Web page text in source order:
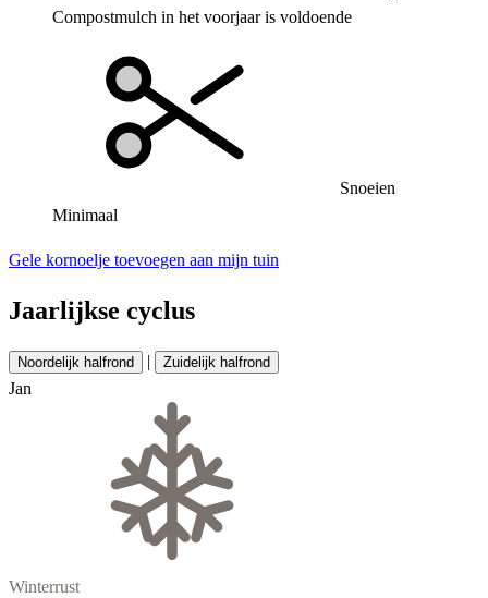
Compostmulch in het voorjaar is voldoende
Snoeien
Minimaal
Gele kornoelje toevoegen aan mijn tuin
Jaarlijkse cyclus
Noordelijk halfrond | Zuidelijk halfrond
Jan
Winterrust